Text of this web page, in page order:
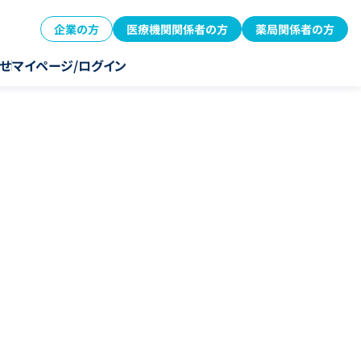
企業の方 医療機関関係者の方 薬局関係者の方
マイページ/ログイン